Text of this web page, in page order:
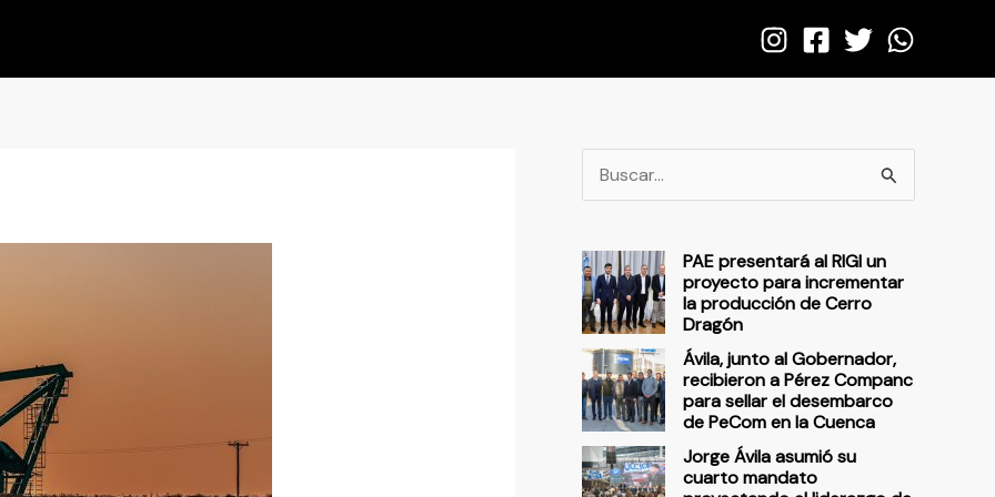
u
c
a
p
o
r
:
PAE presentará al RIGI un
proyecto para incrementar
la producción de Cerro
Dragón
Ávila, junto al Gobernador,
recibieron a Pérez Companc
para sellar el desembarco
de PeCom en la Cuenca
Jorge Ávila asumió su
cuarto mandato